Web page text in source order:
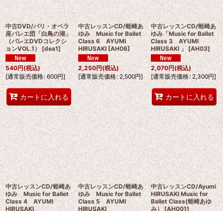
中古DVD/パリ・オペラ
座バレエ団「白鳥の湖」
（バレエDVDコレクシ
ョンVOL.1） [dea1]
540円(税込)
[通常販売価格: 600円]
カートに入れる
中古レッスンCD/蛭崎あ
ゆみ Music for Ballet
Class 6 AYUMI
HIRUSAKI[AH06]
2,250円(税込)
[通常販売価格: 2,500円]
中古レッスンCD/蛭崎あ
ゆみ「Music for Ballet
Class 3 AYUMI
HIRUSAKI 」 [AH03]
2,070円(税込)
[通常販売価格: 2,300円]
カートに入れる
中古レッスンCD/蛭崎あ
ゆみ Music for Ballet
Class 4 AYUMI
HIRUSAKI
中古レッスンCD/蛭崎あ
ゆみ Music for Ballet
Class 5 AYUMI
HIRUSAKI
中古レッスンCD/Ayumi
HIRUSAKI Music for
Ballet Class(蛭崎あゆ
み） [AH001]